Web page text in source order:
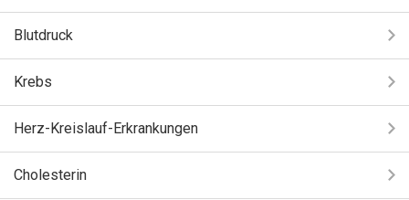
Blutdruck
Krebs
Herz-Kreislauf-Erkrankungen
Cholesterin